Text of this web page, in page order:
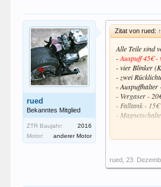
rued
Bekanntes Mitglied
ZTR Baujahr:
2016
Motor:
anderer Motor
Zitat von rued: ↑
Alle Teile sind
-Auspuff 45€ -
- vier Blinker
- zwei
- Auspuffhalter
- Vergaser -
- Falltank - 15€
-
rued 23.